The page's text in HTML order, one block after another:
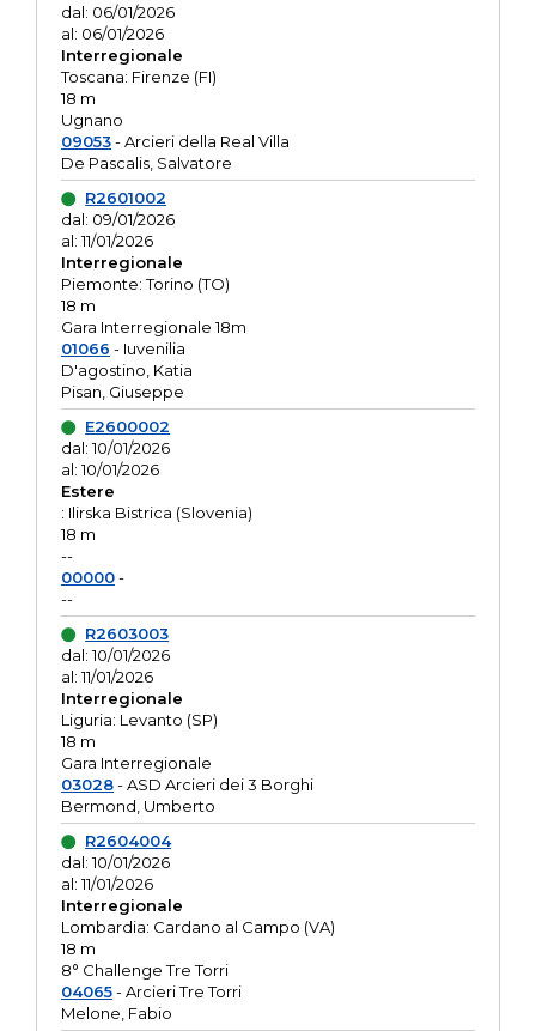
dal: 06/01/2026
al: 06/01/2026
Interregionale
Toscana: Firenze (FI)
18 m
Ugnano
09053- Arcieri della Real Villa
De Pascalis, Salvatore
R2601002
dal: 09/01/2026
al: 11/01/2026
Interregionale
Piemonte: Torino (TO)
18 m
Gara Interregionale 18m
01066 - Iuvenilia
D'agostino, Katia
Pisan, Giuseppe
E2600002
dal: 10/01/2026
al: 10/01/2026
Estere
: Ilirska Bistrica (Slovenia)
18 m
--
00000-
--
R2603003
dal: 10/01/2026
al: 11/01/2026
Interregionale
Liguria: Levanto (SP)
18 m
Gara Interregionale
03028- ASD Arcieri dei 3 Borghi
Bermond, Umberto
R2604004
dal: 10/01/2026
al: 11/01/2026
Interregionale
Lombardia: Cardano al Campo (VA)
18 m
8° Challenge Tre Torri
04065- Arcieri Tre Torri
Melone, Fabio